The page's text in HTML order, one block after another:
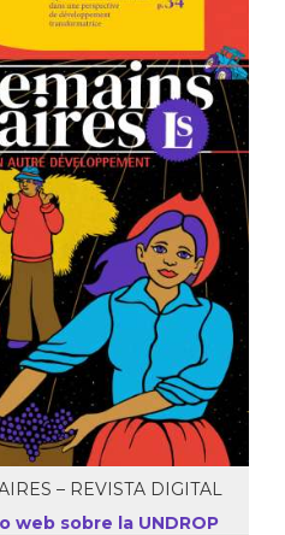
– REVISTA DIGITAL
web sobre la UNDROP